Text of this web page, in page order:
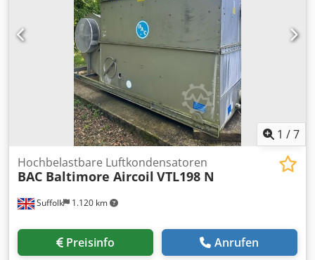
1 /7
Suffolk 1.120 km
Hochbelastbare Luftkondensatoren
BAC Baltimore Aircoil VTL198 N
Preisinfo Anrufen